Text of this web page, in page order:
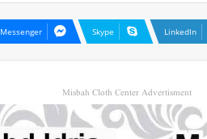
LinkedIn
Skype
Messenger
Misbah Cloth Center Advertisment